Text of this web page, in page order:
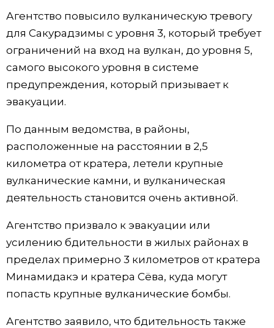
Блог
Политика
Экономика
Общество
Культура
Жизнь
Технологии
Токио
От редакции
Японский язык
Японский калейдоскоп
Семья
Еда и напитки
official SNS
Агентство повысило вулканическую тревогу
для Сакурадзимы с уровня 3, который требует
ограничений на вход на вулкан, до уровня 5,
самого высокого уровня в системе
предупреждения, который призывает к
эвакуации.
По данным ведомства, в районы,
расположенные на расстоянии в 2,5
километра от кратера, летели крупные
вулканические камни, и вулканическая
деятельность становится очень активной.
Агентство призвало к эвакуации или
усилению бдительности в жилых районах в
пределах примерно 3 километров от кратера
Минамидакэ и кратера Сёва, куда могут
попасть крупные вулканические бомбы.
Агентство заявило, что бдительность также